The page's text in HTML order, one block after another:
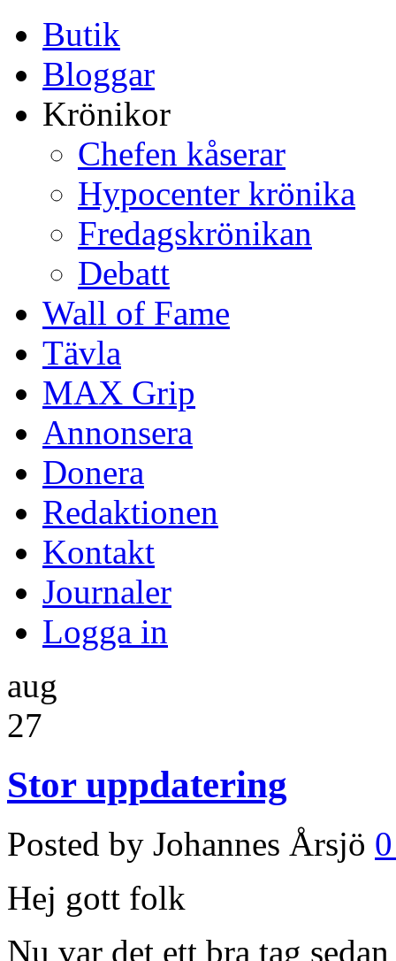
Butik
Bloggar
Krönikor
Chefen kåserar
Hypocenter krönika
Fredagskrönikan
Debatt
Wall of Fame
Tävla
MAX Grip
Annonsera
Donera
Redaktionen
Kontakt
Journaler
Logga in
aug
27
Stor uppdatering
Posted by Johannes Årsjö
Hej gott folk
Nu var det ett bra tag